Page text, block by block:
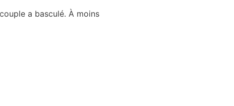
a basculé. À moins